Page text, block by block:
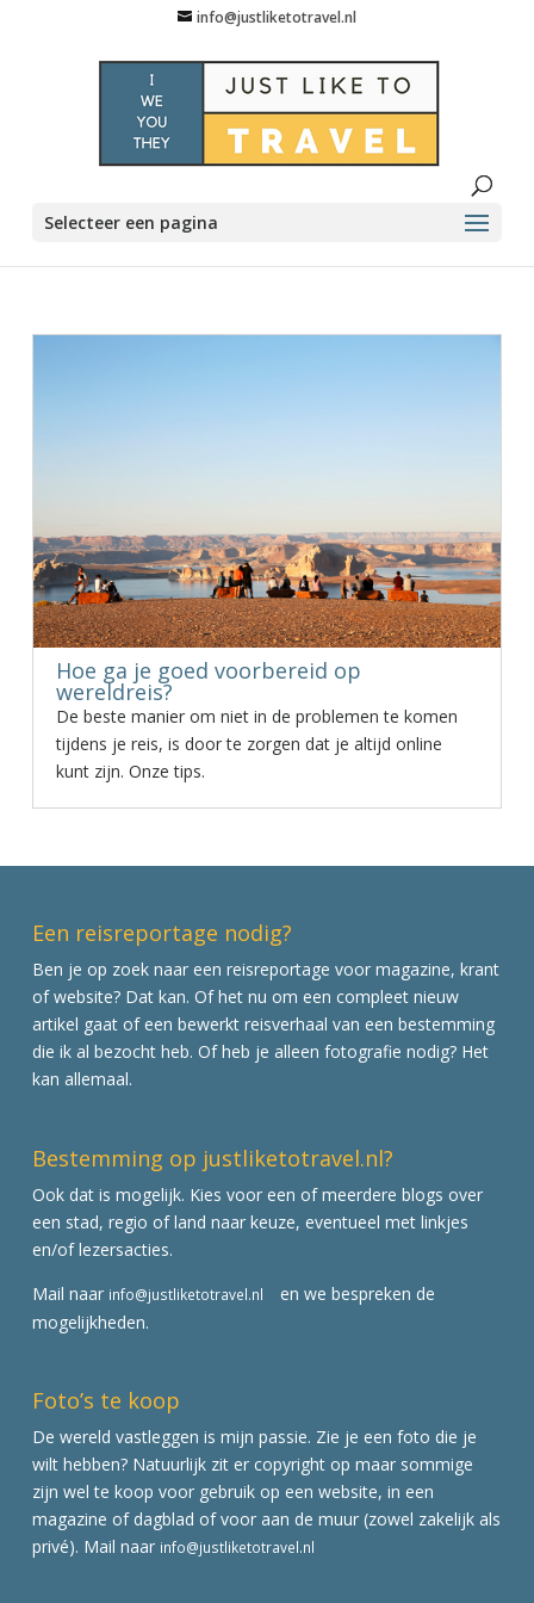
info@justliketotravel.nl
Selecteer een pagina
Hoe ga je goed voorbereid op
wereldreis?
De beste manier om niet in de problemen te komen
tijdens je reis, is door te zorgen dat je altijd online
kunt zijn. Onze tips.
Een reisreportage nodig?
Ben je op zoek naar een reisreportage voor magazine, krant
of website? Dat kan. Of het nu om een compleet nieuw
artikel gaat of een bewerkt reisverhaal van een bestemming
die ik al bezocht heb. Of heb je alleen fotografie nodig? Het
kan allemaal.
Bestemming op justliketotravel.nl?
Ook dat is mogelijk. Kies voor een of meerdere blogs over
een stad, regio of land naar keuze, eventueel met linkjes
en/of lezersacties.
Mail naar info@justliketotravel.nl
en we bespreken de
mogelijkheden.
Foto’s te koop
De wereld vastleggen is mijn passie. Zie je een foto die je
wilt hebben? Natuurlijk zit er copyright op maar sommige
zijn wel te koop voor gebruik op een website, in een
magazine of dagblad of voor aan de muur (zowel zakelijk als
privé). Mail naar info@justliketotravel.nl